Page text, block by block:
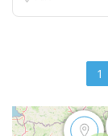
1